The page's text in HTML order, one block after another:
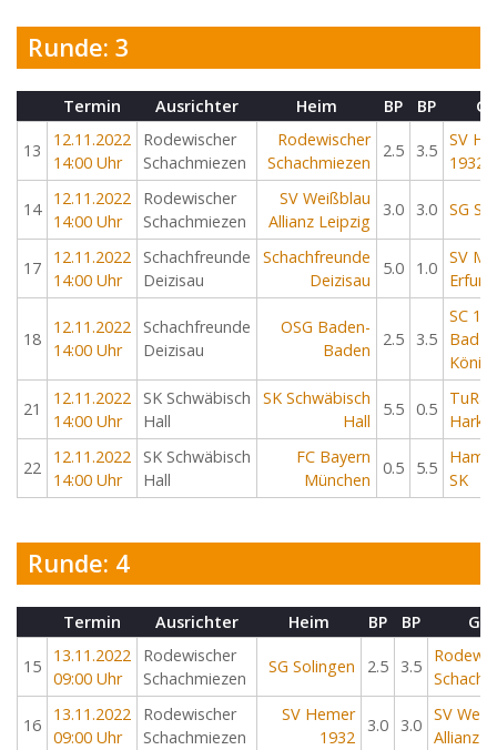
Runde: 3
Termin Ausrichter Heim BP BP
13
12.11.2022
14:00 Uhr
Rodewischer
Schachmiezen
Rodewischer
Schachmiezen
2.5 3.5
SV
1932
14
12.11.2022
14:00 Uhr
Rodewischer
Schachmiezen
SV Weißblau
Allianz Leipzig
3.0 3.0 SG
17
12.11.2022
14:00 Uhr
Schachfreunde
Deizisau
Schachfreunde
Deizisau
5.0 1.0
SV
Erfurt
18
12.11.2022
14:00 Uhr
Schachfreunde
Deizisau
OSG Baden-
Baden
2.5 3.5
SC
Bad
21
12.11.2022
14:00 Uhr
SK Schwäbisch
Hall
SK Schwäbisch
Hall
5.5 0.5
TuRa
22
12.11.2022
14:00 Uhr
SK Schwäbisch
Hall
FC Bayern
München
0.5 5.5
SK
Runde: 4
Termin Ausrichter Heim BP BP
15
13.11.2022
09:00 Uhr
Rodewischer
Schachmiezen
SG Solingen 2.5 3.5
16
13.11.2022
09:00 Uhr
Rodewischer
Schachmiezen
SV Hemer
1932
3.0 3.0
SV
Allianz